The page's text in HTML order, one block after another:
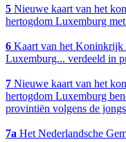
5 Nieuwe kaart van het
hertogdom Luxemburg
6 Kaart van het Koninkrijk
Luxemburg... verdeeld in
7 Nieuwe kaart van het
hertogdom Luxemburg
provintiën volgens de
7a Het Nederlandsche